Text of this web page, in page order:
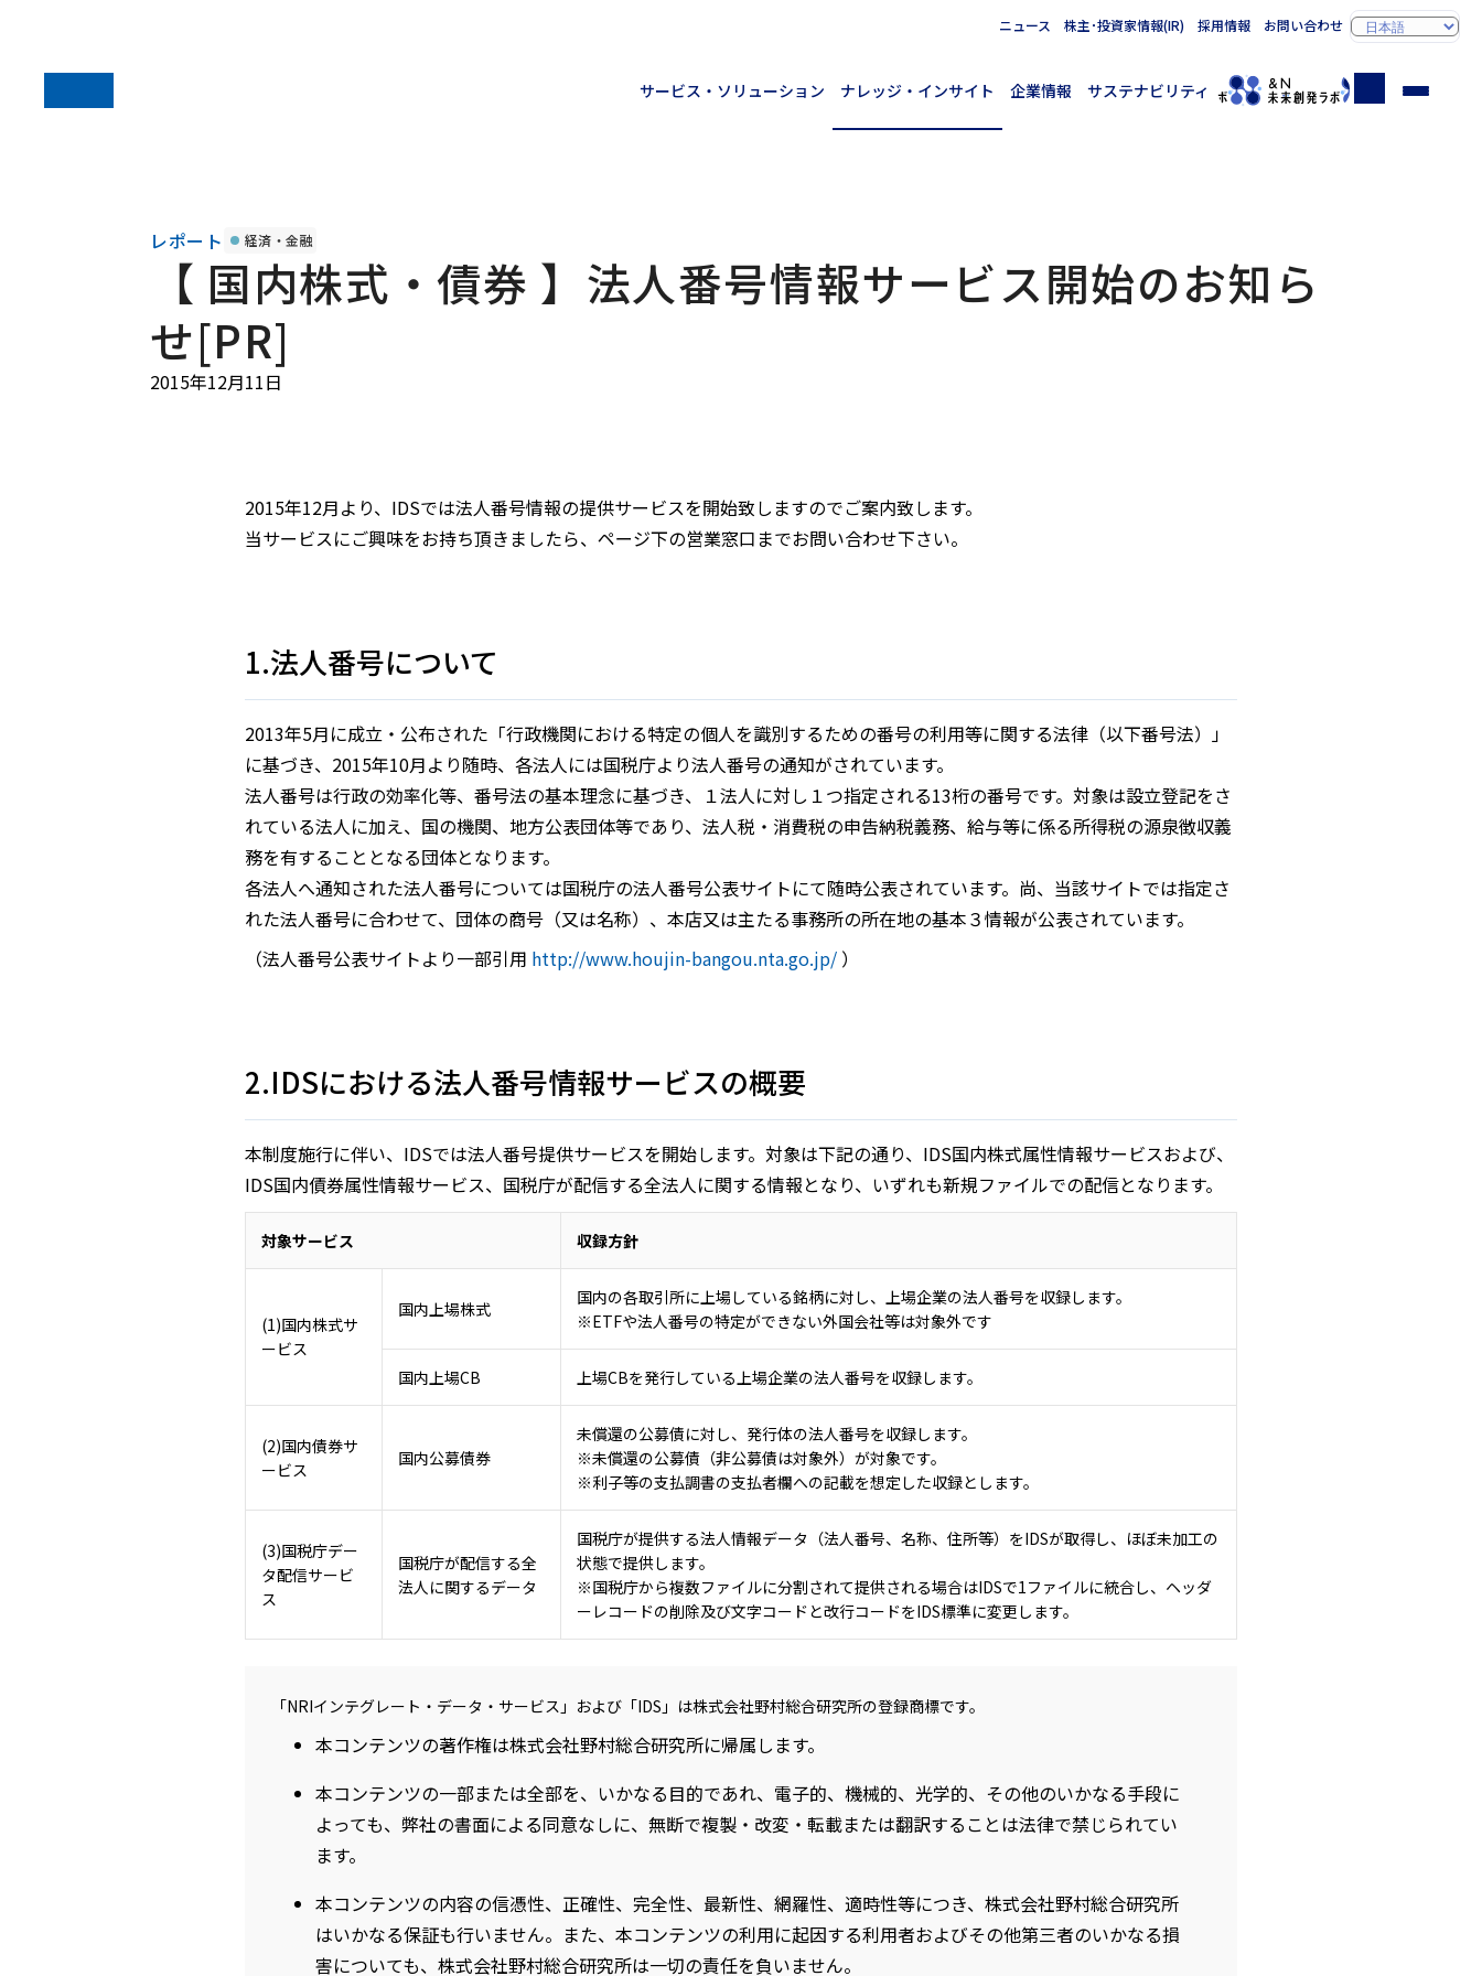
サービス・ソリューション ナレッジ・インサイト 企業情報 サステナビリティ
ニュース 株主･投資家情報(IR) 採用情報 お問い合わせ
レポート 経済・金融
【 国内株式・債券 】法人番号情報サービス開始のお知ら
せ[PR]
2015年12月11日
2015年12月より、IDSでは法人番号情報の提供サービスを開始致しますのでご案内致します。
当サービスにご興味をお持ち頂きましたら、ページ下の営業窓口までお問い合わせ下さい。
1.法人番号について
2013年5月に成立・公布された「行政機関における特定の個人を識別するための番号の利用等に関する法律（以下番号法）」
に基づき、2015年10月より随時、各法人には国税庁より法人番号の通知がされています。
法人番号は行政の効率化等、番号法の基本理念に基づき、１法人に対し１つ指定される13桁の番号です。対象は設立登記をさ
れている法人に加え、国の機関、地方公表団体等であり、法人税・消費税の申告納税義務、給与等に係る所得税の源泉徴収義
務を有することとなる団体となります。
各法人へ通知された法人番号については国税庁の法人番号公表サイトにて随時公表されています。尚、当該サイトでは指定さ
れた法人番号に合わせて、団体の商号（又は名称）、本店又は主たる事務所の所在地の基本３情報が公表されています。
（法人番号公表サイトより一部引用 http://www.houjin-bangou.nta.go.jp/ ）
2.IDSにおける法人番号情報サービスの概要
本制度施行に伴い、IDSでは法人番号提供サービスを開始します。対象は下記の通り、IDS国内株式属性情報サービスおよび、
IDS国内債券属性情報サービス、国税庁が配信する全法人に関する情報となり、いずれも新規ファイルでの配信となります。
対象サービス 収録方針
(1)国内株式サ
ービス
国内上場株式
国内の各取引所に上場している銘柄に対し、上場企業の法人番号を収録します。
※ETFや法人番号の特定ができない外国会社等は対象外です
国内上場CB 上場CBを発行している上場企業の法人番号を収録します。
(2)国内債券サ
ービス
国内公募債券
未償還の公募債に対し、発行体の法人番号を収録します。
※未償還の公募債（非公募債は対象外）が対象です。
※利子等の支払調書の支払者欄への記載を想定した収録とします。
(3)国税庁デー
タ配信サービ
ス
国税庁が配信する全
法人に関するデータ
国税庁が提供する法人情報データ（法人番号、名称、住所等）をIDSが取得し、ほぼ未加工の
状態で提供します。
※国税庁から複数ファイルに分割されて提供される場合はIDSで1ファイルに統合し、ヘッダ
ーレコードの削除及び文字コードと改行コードをIDS標準に変更します。
「NRIインテグレート・データ・サービス」および「IDS」は株式会社野村総合研究所の登録商標です。
本コンテンツの著作権は株式会社野村総合研究所に帰属します。
本コンテンツの一部または全部を、いかなる目的であれ、電子的、機械的、光学的、その他のいかなる手段に
よっても、弊社の書面による同意なしに、無断で複製・改変・転載または翻訳することは法律で禁じられてい
ます。
本コンテンツの内容の信憑性、正確性、完全性、最新性、網羅性、適時性等につき、株式会社野村総合研究所
はいかなる保証も行いません。また、本コンテンツの利用に起因する利用者およびその他第三者のいかなる損
害についても、株式会社野村総合研究所は一切の責任を負いません。